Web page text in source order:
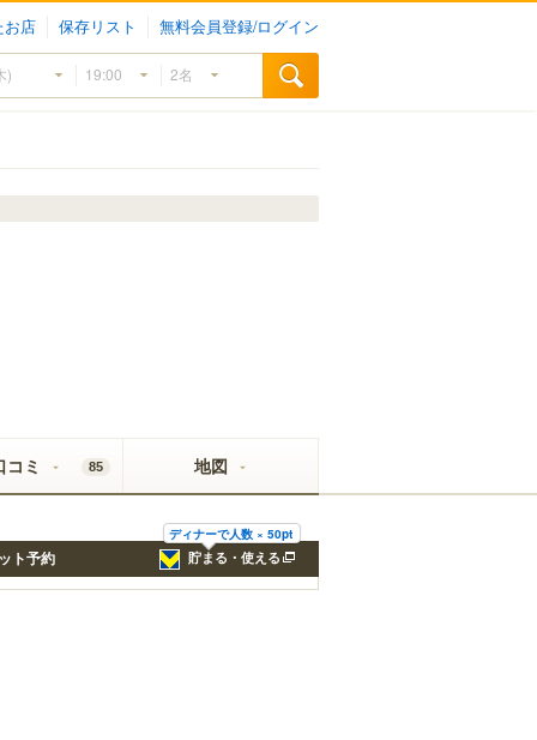
お店 保存リスト 無料会員登録/ログイン
コミ 85 地図
ディナーで人数 × 50pt
貯まる・使える
ト予約